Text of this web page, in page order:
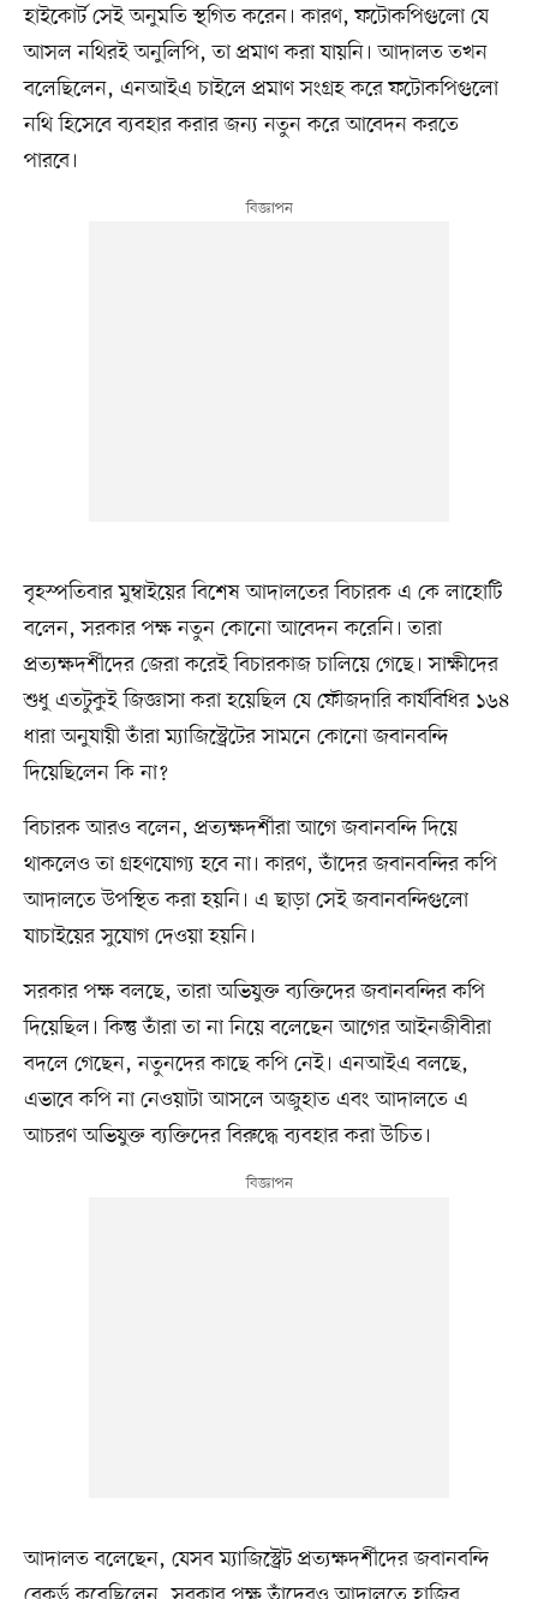
হাইকোর্ট সেই অনুমতি স্থগিত করেন। কারণ, ফটোকপিগুলো যে
আসল নথিরই অনুলিপি, তা প্রমাণ করা যায়নি। আদালত তখন
বলেছিলেন, এনআইএ চাইলে প্রমাণ সংগ্রহ করে ফটোকপিগুলো
নথি হিসেবে ব্যবহার করার জন্য নতুন করে আবেদন করতে
পারবে।
বৃহস্পতিবার মুম্বাইয়ের বিশেষ আদালতের বিচারক এ কে লাহোটি
বলেন, সরকার পক্ষ নতুন কোনো আবেদন করেনি। তারা
প্রত্যক্ষদর্শীদের জেরা করেই বিচারকাজ চালিয়ে গেছে। সাক্ষীদের
শুধু এতটুকুই জিজ্ঞাসা করা হয়েছিল যে ফৌজদারি কার্যবিধির ১৬৪
ধারা অনুযায়ী তাঁরা ম্যাজিস্ট্রেটের সামনে কোনো জবানবন্দি
দিয়েছিলেন কি না?
বিচারক আরও বলেন, প্রত্যক্ষদর্শীরা আগে জবানবন্দি দিয়ে
থাকলেও তা গ্রহণযোগ্য হবে না। কারণ, তাঁদের জবানবন্দির কপি
আদালতে উপস্থিত করা হয়নি। এ ছাড়া সেই জবানবন্দিগুলো
যাচাইয়ের সুযোগ দেওয়া হয়নি।
সরকার পক্ষ বলছে, তারা অভিযুক্ত ব্যক্তিদের জবানবন্দির কপি
দিয়েছিল। কিন্তু তাঁরা তা না নিয়ে বলেছেন আগের আইনজীবীরা
বদলে গেছেন, নতুনদের কাছে কপি নেই। এনআইএ বলছে,
এভাবে কপি না নেওয়াটা আসলে অজুহাত এবং আদালতে এ
আচরণ অভিযুক্ত ব্যক্তিদের বিরুদ্ধে ব্যবহার করা উচিত।
আদালত বলেছেন, যেসব ম্যাজিস্ট্রেট প্রত্যক্ষদর্শীদের জবানবন্দি